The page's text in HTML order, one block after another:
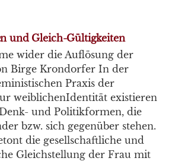
und Gleich-Gültigkeiten
wider die Auflösung der
Birge Krondorfer In der
Praxis der
weiblichenIdentität existieren
und Politikformen, die
bzw. sich gegenüber stehen.
die gesellschaftliche und
Gleichstellung der Frau mit